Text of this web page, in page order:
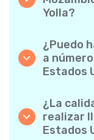
Yolla?
para
consulta
sin cargos
¿Puedo
a
Estados
móviles
facilidad.
¿La
realizar
Estados